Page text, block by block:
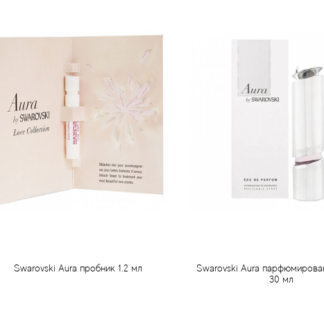
Swarovski Aura пробник 1.2 мл
Swarovski Aura
30 мл